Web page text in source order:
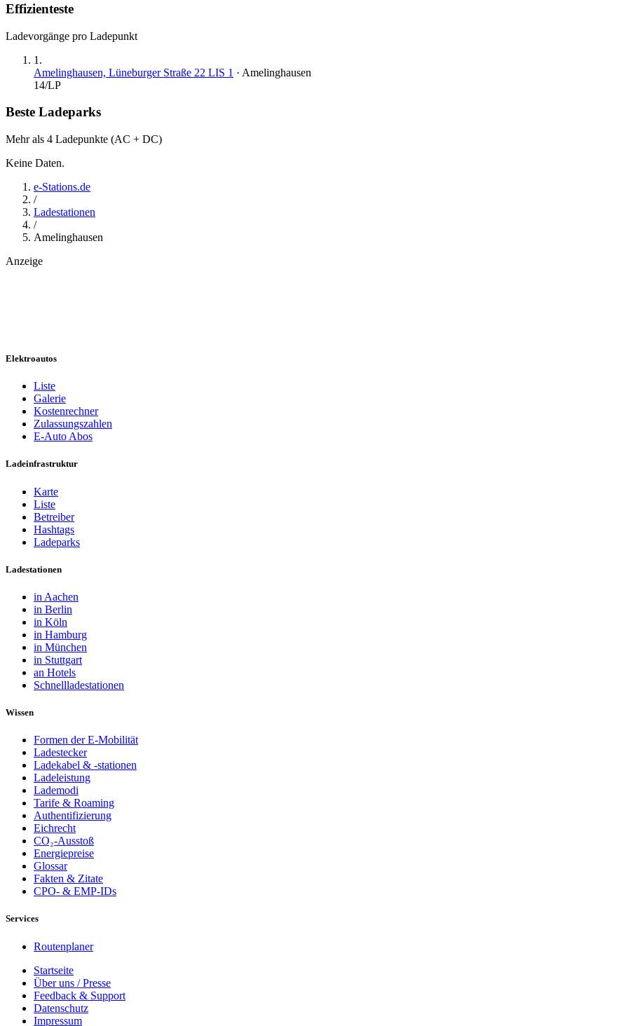
Effizienteste
Ladevorgänge pro Ladepunkt
1 .
Amelinghausen, Lüneburger Straße 22 LIS 1 · Amelinghausen
14/LP
Beste Ladeparks
Mehr als 4 Ladepunkte (AC + DC)
Keine Daten.
e-Stations.de
/
Ladestationen
/
Amelinghausen
Anzeige
Elektroautos
Liste
Galerie
Kostenrechner
Zulassungszahlen
E-Auto Abos
Ladeinfrastruktur
Karte
Liste
Betreiber
Hashtags
Ladeparks
Ladestationen
in Aachen
in Berlin
in Köln
in Hamburg
in München
in Stuttgart
an Hotels
Schnellladestationen
Wissen
Formen der E-Mobilität
Ladestecker
Ladekabel & -stationen
Ladeleistung
Lademodi
Tarife & Roaming
Authentifizierung
Eichrecht
CO₂-Ausstoß
Energiepreise
Glossar
Fakten & Zitate
CPO- & EMP-IDs
Services
Routenplaner
Startseite
Über uns / Presse
Feedback & Support
Datenschutz
Impressum